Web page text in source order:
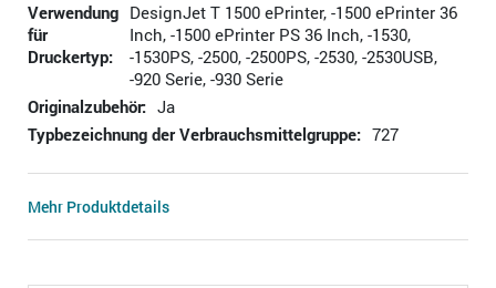
Verwendung
für
Druckertyp:
DesignJet T 1500 ePrinter, -1500 ePrinter 36
Inch, -1500 ePrinter PS 36 Inch, -1530,
-1530PS, -2500, -2500PS, -2530, -2530USB,
-920 Serie, -930 Serie
Originalzubehör: Ja
Typbezeichnung der Verbrauchsmittelgruppe: 727
Mehr Produktdetails